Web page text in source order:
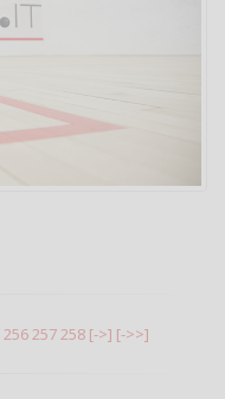
256257258 [->] [->>]